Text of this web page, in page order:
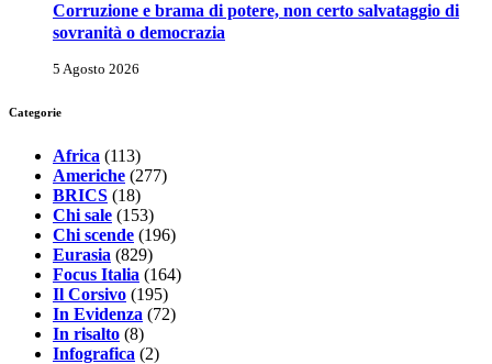
Corruzione e brama di potere, non certo salvataggio di
sovranità o democrazia
5 Agosto 2026
Categorie
Africa (113)
Americhe (277)
BRICS (18)
Chi sale (153)
Chi scende (196)
Eurasia (829)
Focus Italia (164)
Il Corsivo (195)
In Evidenza (72)
In risalto (8)
Infografica (2)